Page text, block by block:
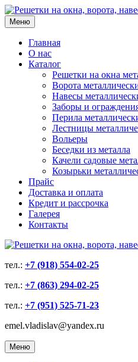
Меню
Главная
О нас
Каталог
Решетки на окна
Ворота
Навесы
Заборы и
Перила
Лестницы
Вольеры
Беседки из металла
Качели садовые
Козырьки
Прайс
Доставка и оплата
Кредит и рассрочка
Галерея
Контакты
тел.: +7 (918) 554-02-25
тел.: +7 (863) 294-02-25
тел.: +7 (951) 525-71-23
emel.vladislav@yandex.ru
Меню